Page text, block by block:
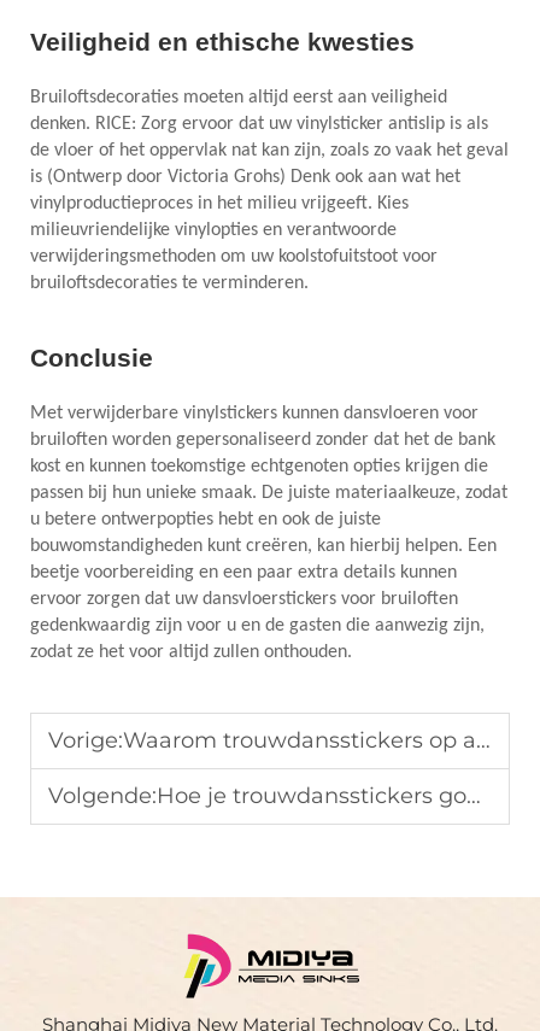
Veiligheid en ethische kwesties
Bruiloftsdecoraties moeten altijd eerst aan veiligheid
denken. RICE: Zorg ervoor dat uw vinylsticker antislip is als
de vloer of het oppervlak nat kan zijn, zoals zo vaak het geval
is (Ontwerp door Victoria Grohs) Denk ook aan wat het
vinylproductieproces in het milieu vrijgeeft. Kies
milieuvriendelijke vinylopties en verantwoorde
verwijderingsmethoden om uw koolstofuitstoot voor
bruiloftsdecoraties te verminderen.
Conclusie
Met verwijderbare vinylstickers kunnen dansvloeren voor
bruiloften worden gepersonaliseerd zonder dat het de bank
kost en kunnen toekomstige echtgenoten opties krijgen die
passen bij hun unieke smaak. De juiste materiaalkeuze, zodat
u betere ontwerpopties hebt en ook de juiste
bouwomstandigheden kunt creëren, kan hierbij helpen. Een
beetje voorbereiding en een paar extra details kunnen
ervoor zorgen dat uw dansvloerstickers voor bruiloften
gedenkwaardig zijn voor u en de gasten die aanwezig zijn,
zodat ze het voor altijd zullen onthouden.
Vorige:Waarom trouwdansstickers op afneembare vinyl afdrukken?
Volgende:Hoe je trouwdansstickers goed kunt verwijderen
Shanghai Midiya New Material Technology Co., Ltd.